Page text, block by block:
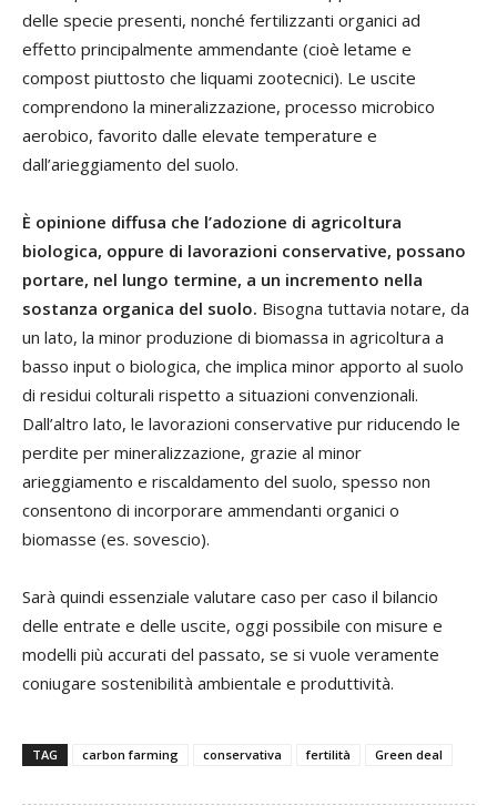
delle specie presenti, nonché fertilizzanti organici ad
effetto principalmente ammendante (cioè letame e
compost piuttosto che liquami zootecnici). Le uscite
comprendono la mineralizzazione, processo microbico
aerobico, favorito dalle elevate temperature e
dall’arieggiamento del suolo.
È opinione diffusa che l’adozione di agricoltura
biologica, oppure di lavorazioni conservative, possano
portare, nel lungo termine, a un incremento nella
sostanza organica del suolo. Bisogna tuttavia notare, da
un lato, la minor produzione di biomassa in agricoltura a
basso input o biologica, che implica minor apporto al suolo
di residui colturali rispetto a situazioni convenzionali.
Dall’altro lato, le lavorazioni conservative pur riducendo le
perdite per mineralizzazione, grazie al minor
arieggiamento e riscaldamento del suolo, spesso non
consentono di incorporare ammendanti organici o
biomasse (es. sovescio).
Sarà quindi essenziale valutare caso per caso il bilancio
delle entrate e delle uscite, oggi possibile con misure e
modelli più accurati del passato, se si vuole veramente
coniugare sostenibilità ambientale e produttività.
TAG carbon farming conservativa fertilità Green deal